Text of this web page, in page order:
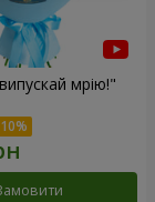
мрію!"